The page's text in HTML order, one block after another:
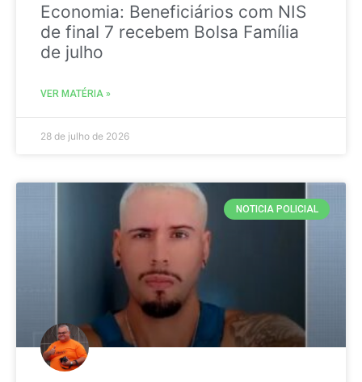
Economia: Beneficiários com NIS
de final 7 recebem Bolsa Família
de julho
VER MATÉRIA »
28 de julho de 2026
NOTICIA POLICIAL